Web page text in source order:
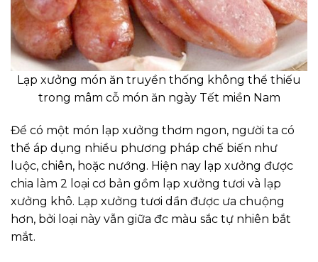
Lạp xưởng món ăn truyền thống không thể thiếu
trong mâm cỗ món ăn ngày Tết miền Nam
Để có một món lạp xưởng thơm ngon, người ta có
thể áp dụng nhiều phương pháp chế biến như
luộc, chiên, hoặc nướng. Hiện nay lạp xưởng được
chia làm 2 loại cơ bản gồm lạp xưởng tươi và lạp
xưởng khô. Lạp xưởng tươi dần được ưa chuộng
hơn, bởi loại này vẫn giữa đc màu sắc tự nhiên bắt
mắt.